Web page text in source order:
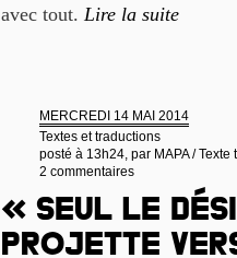
avec tout. Lire la suite
MERCREDI 14 MAI 2014
Textes et traductions
posté à 13h24, par MAPA /
2 commentaires
« Seul le
projette